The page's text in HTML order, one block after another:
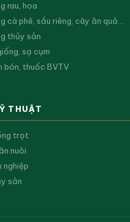
rau, hoa
cà phê, sầu riêng, cây ăn quả…
thủy sản
sạ cụm
bón, thuốc BVTV
THUẬT
trọt
nuôi
nghiệp
sản